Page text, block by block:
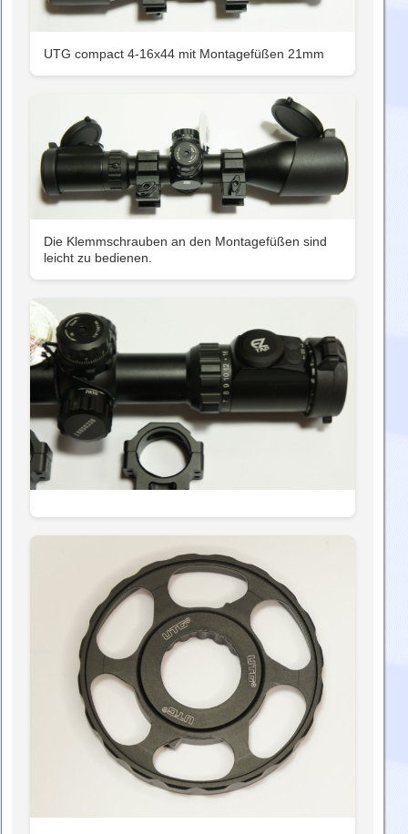
UTG compact 4-16x44 mit Montagefüßen 21mm
Die Klemmschrauben an den Montagefüßen sind
leicht zu bedienen.